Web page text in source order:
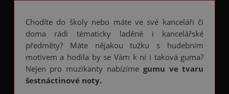
Chodíte do školy nebo máte ve své kanceláři či
doma rádi tématicky laděné i kancelářské
předměty? Máte nějakou tužku s hudebním
motivem a hodila by se Vám k ní i taková guma?
Nejen pro muzikanty nabízíme gumu ve tvaru
šestnáctinové noty.